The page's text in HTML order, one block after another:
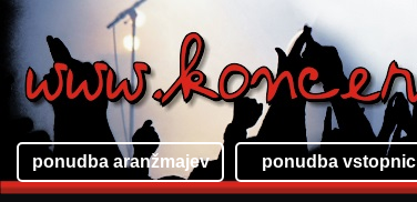
ponudba aranžmajev ponudba vstopnic